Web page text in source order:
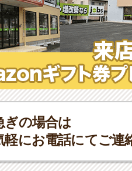
ぎの場合は
軽にお電話にてご連